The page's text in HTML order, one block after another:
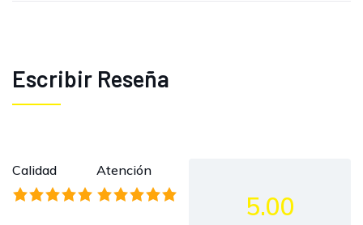
Escribir Reseña
Calidad Atención
5.00